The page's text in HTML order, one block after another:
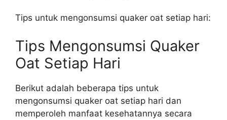
Tips untuk mengonsumsi quaker oat setiap hari:
Tips Mengonsumsi Quaker
Oat Setiap Hari
Berikut adalah beberapa tips untuk
mengonsumsi quaker oat setiap hari dan
memperoleh manfaat kesehatannya secara